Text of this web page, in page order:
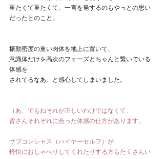
重たくて重たくて、一言を発するのもやっとの思い
だったとのこと。
振動密度の重い肉体を地上に置いて、
意識体だけを高次のフェーズとちゃんと繋いでいる
体感を
されてるなあ、と感心してしまいました。
（あ、でもねそれが正しいわけではなくて、
皆さんそれぞれに合った体感の仕方があります。
サブコンシャス（ハイヤーセルフ）が
軽快におしゃべりしてくれたりする方もたくさんい